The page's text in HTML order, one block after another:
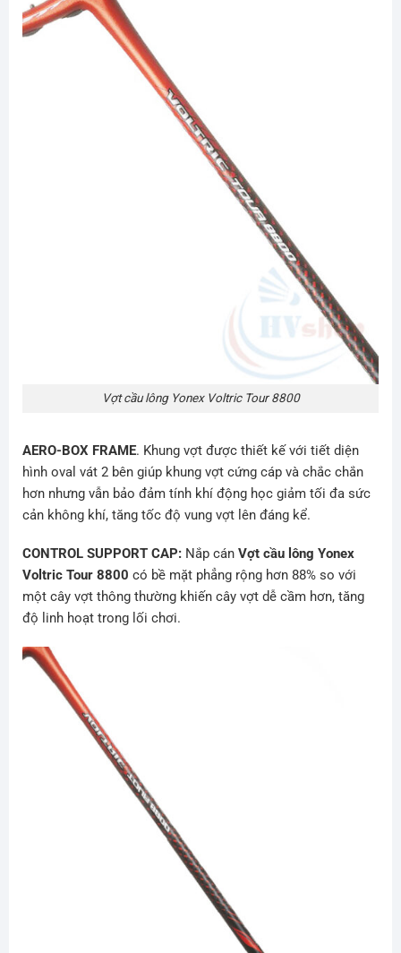
Vợt cầu lông Yonex Voltric Tour 8800
AERO-BOX FRAME. Khung vợt được thiết kế với tiết diện
hình oval vát 2 bên giúp khung vợt cứng cáp và chắc chắn
hơn nhưng vẫn bảo đảm tính khí động học giảm tối đa sức
cản không khí, tăng tốc độ vung vợt lên đáng kể.
CONTROL SUPPORT CAP: Nắp cán Vợt cầu lông Yonex
Voltric Tour 8800 có bề mặt phẳng rộng hơn 88% so với
một cây vợt thông thường khiến cây vợt dễ cầm hơn, tăng
độ linh hoạt trong lối chơi.